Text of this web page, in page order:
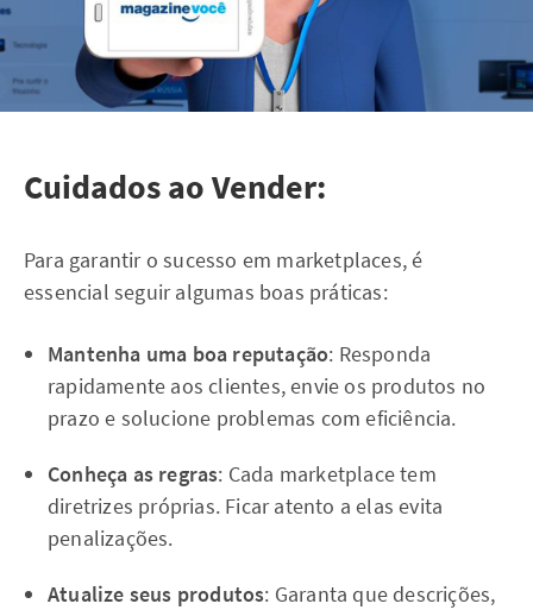
Cuidados ao Vender:
Para garantir o sucesso em marketplaces, é
essencial seguir algumas boas práticas:
Mantenha uma boa reputação: Responda
rapidamente aos clientes, envie os produtos no
prazo e solucione problemas com eficiência.
Conheça as regras: Cada marketplace tem
diretrizes próprias. Ficar atento a elas evita
penalizações.
Atualize seus produtos: Garanta que descrições,